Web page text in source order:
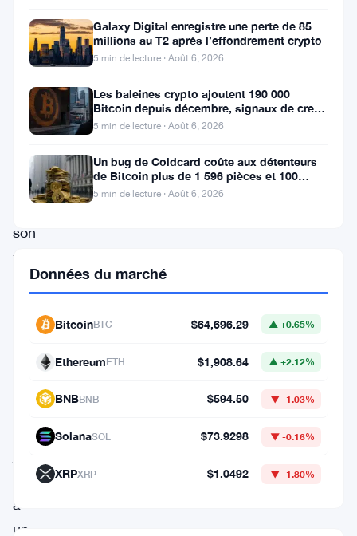
ONDO
Finance
connu
une
trajectoire
remarquable,
avec
son
token
natif,
atteignant
sommets
chaque
Grimpant
à
un
Galaxy Digital enregistre une perte de 85
millions au T2 après l’effondrement crypto
5 min de lecture · Août 6, 2026
Les baleines crypto ajoutent 190 000
Bitcoin depuis décembre, signaux de creux
du marché baissier s’accumulent
5 min de lecture · Août 6, 2026
Un bug de Coldcard coûte aux détenteurs
de Bitcoin plus de 1 596 pièces et 100
millions de dollars
5 min de lecture · Août 6, 2026
Données du marché
BitcoinBTC $64,696.29 ▲ +0.65%
EthereumETH $1,908.64 ▲ +2.12%
BNBBNB $594.50 ▼ -1.03%
SolanaSOL $73.9298 ▼ -0.16%
XRPXRP $1.0492 ▼ -1.80%